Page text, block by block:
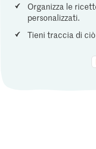
Organizza le
personalizzati.
Tieni traccia di